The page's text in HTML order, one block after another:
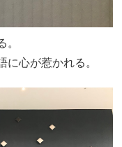
。
に心が惹かれる。